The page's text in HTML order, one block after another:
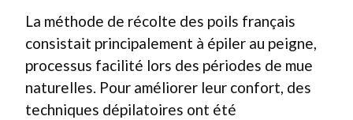
La méthode de récolte des poils français
consistait principalement à épiler au peigne,
processus facilité lors des périodes de mue
naturelles. Pour améliorer leur confort, des
techniques dépilatoires ont été